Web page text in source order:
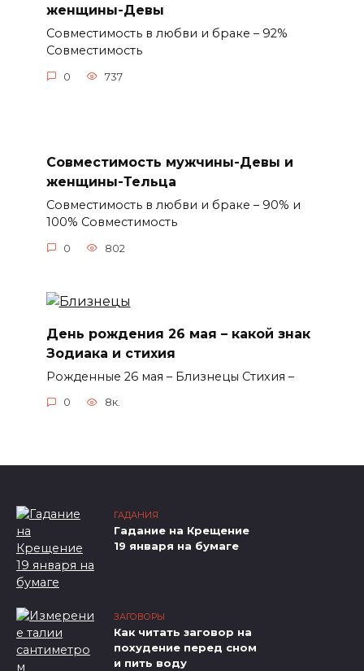
женщины-Девы
Совместимость в любви и браке – 92%
Совместимость
0 737
Совместимость мужчины-Девы и
женщины-Тельца
Совместимость в любви и браке – 90% и
100% Совместимость
0 802
День рождения 26 мая – какой знак
Зодиака и стихия
Рожденные 26 мая – Близнецы Стихия –
0 8к.
ГАДАНИЯ
Гадание на Крещение
19 января на бумаге
ЗАГОВОРЫ
Как читать заговор на
похудение перед сном
и пить воду